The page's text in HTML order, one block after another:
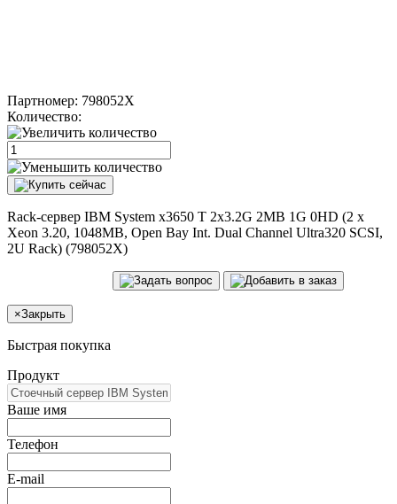
Партномер: 798052X
Количество:
Rack-сервер IBM System x3650 T 2x3.2G 2MB 1G 0HD (2 x
Xeon 3.20, 1048MB, Open Bay Int. Dual Channel Ultra320 SCSI,
2U Rack) (798052X)
×Закрыть
Быстрая покупка
Продукт
Ваше имя
Телефон
E-mail